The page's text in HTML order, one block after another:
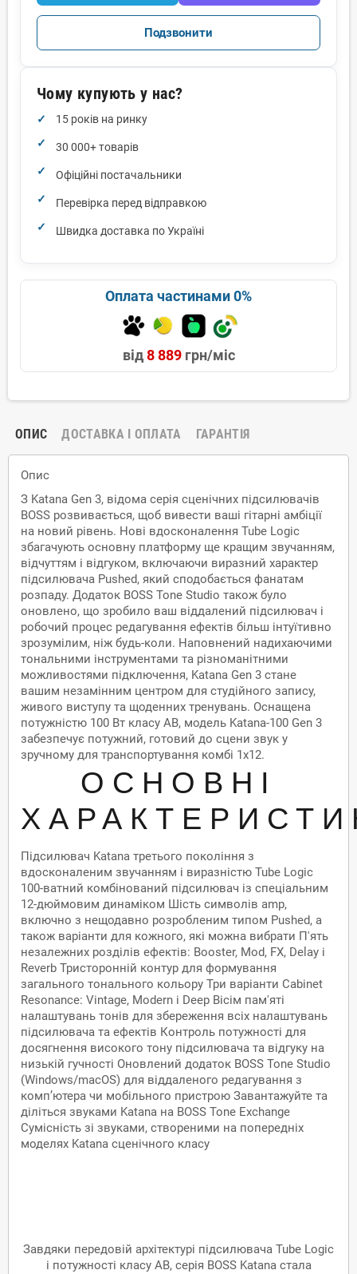
Подзвонити
Чому купують у нас?
15 років на ринку
30 000+ товарів
Офіційні постачальники
Перевірка перед відправкою
Швидка доставка по Україні
Оплата частинами 0%
від8 889грн/міс
ОПИС ДОСТАВКА І ОПЛАТА ГАРАНТІЯ
Опис
З Katana Gen 3, відома серія сценічних підсилювачів
BOSS розвивається, щоб вивести ваші гітарні амбіції
на новий рівень. Нові вдосконалення Tube Logic
збагачують основну платформу ще кращим звучанням,
відчуттям і відгуком, включаючи виразний характер
підсилювача Pushed, який сподобається фанатам
розпаду. Додаток BOSS Tone Studio також було
оновлено, що зробило ваш віддалений підсилювач і
робочий процес редагування ефектів більш інтуїтивно
зрозумілим, ніж будь-коли. Наповнений надихаючими
тональними інструментами та різноманітними
можливостями підключення, Katana Gen 3 стане
вашим незамінним центром для студійного запису,
живого виступу та щоденних тренувань. Оснащена
потужністю 100 Вт класу AB, модель Katana-100 Gen 3
забезпечує потужний, готовий до сцени звук у
зручному для транспортування комбі 1x12.
ОСНОВНІ
Підсилювач Katana третього покоління з
вдосконаленим звучанням і виразністю Tube Logic
100-ватний комбінований підсилювач із спеціальним
12-дюймовим динаміком Шість символів amp,
включно з нещодавно розробленим типом Pushed, а
також варіанти для кожного, які можна вибрати П'ять
незалежних розділів ефектів: Booster, Mod, FX, Delay і
Reverb Тристоронній контур для формування
загального тонального кольору Три варіанти Cabinet
Resonance: Vintage, Modern і Deep Вісім пам'яті
налаштувань тонів для збереження всіх налаштувань
підсилювача та ефектів Контроль потужності для
досягнення високого тону підсилювача та відгуку на
низькій гучності Оновлений додаток BOSS Tone Studio
(Windows/macOS) для віддаленого редагування з
комп’ютера чи мобільного пристрою Завантажуйте та
діліться звуками Katana на BOSS Tone Exchange
Сумісність зі звуками, створеними на попередніх
моделях Katana сценічного класу
Завдяки передовій архітектурі підсилювача Tube Logic
і потужності класу AB, серія BOSS Katana стала